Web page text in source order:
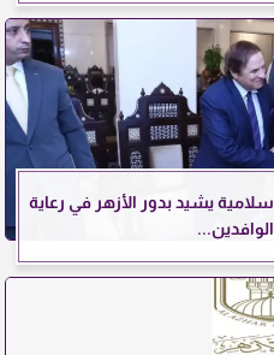
يشيد بدور الأزهر في رعاية